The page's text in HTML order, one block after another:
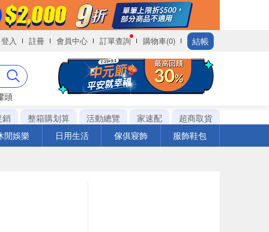
登入 註冊 會員中心 訂單查詢 購物車(0) 結帳
頭
銷
整箱購划算 活動總覽 家速配
超商取貨
閒娛樂
日用生活 傢俱寢飾 服飾鞋包